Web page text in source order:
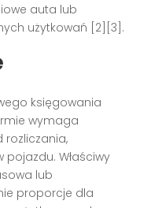
auta lub
użytkowań [2][3].
księgowania
wymaga
Właściwy
lub
proporcje dla